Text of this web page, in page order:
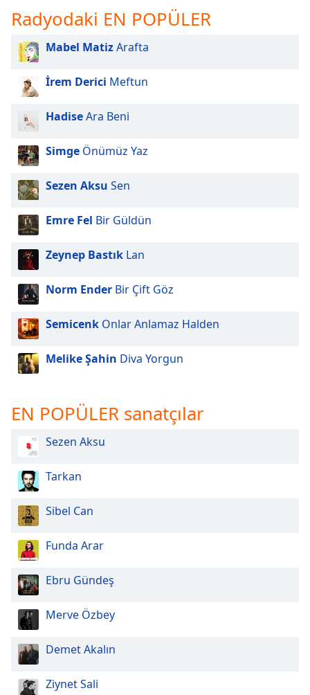
dialog
Escape
cancel
close
window.
Color
Opacity
Text
Background
Color
Opacity
Background
Font
Size
Text
Edge
Style
Font
Family
Reset
Radyodaki EN POPÜLER
Mabel MatizArafta
İrem Derici Meftun
HadiseAra Beni
Simge Önümüz Yaz
Sezen Aksu Sen
Emre Fel Bir Güldün
Zeynep Bastık Lan
Norm Ender Bir Çift Göz
Semicenk Onlar Anlamaz Halden
Melike Şahin Diva Yorgun
EN POPÜLER sanatçılar
Sezen Aksu
Tarkan
Sibel Can
Funda Arar
Ebru Gündeş
Merve Özbey
Demet Akalın
Ziynet Sali